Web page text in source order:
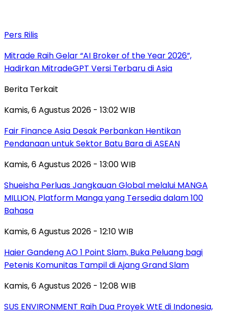
Pers Rilis
Mitrade Raih Gelar “AI Broker of the Year 2026”,
Hadirkan MitradeGPT Versi Terbaru di Asia
Berita Terkait
Kamis, 6 Agustus 2026 - 13:02 WIB
Fair Finance Asia Desak Perbankan Hentikan
Pendanaan untuk Sektor Batu Bara di ASEAN
Kamis, 6 Agustus 2026 - 13:00 WIB
Shueisha Perluas Jangkauan Global melalui MANGA
MILLION, Platform Manga yang Tersedia dalam 100
Bahasa
Kamis, 6 Agustus 2026 - 12:10 WIB
Haier Gandeng AO 1 Point Slam, Buka Peluang bagi
Petenis Komunitas Tampil di Ajang Grand Slam
Kamis, 6 Agustus 2026 - 12:08 WIB
SUS ENVIRONMENT Raih Dua Proyek WtE di Indonesia,